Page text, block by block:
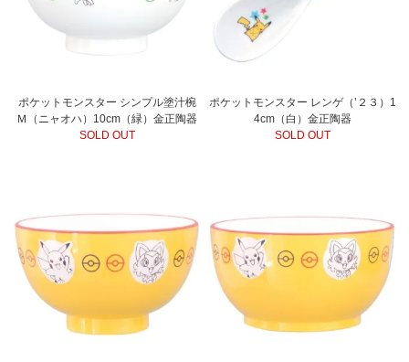
ポケットモンスター シンプル塗汁椀
Ｍ（ニャオハ）10cm（緑）金正陶器
SOLD OUT
ポケットモンスター レンゲ（’２３）1
4cm（白）金正陶器
SOLD OUT